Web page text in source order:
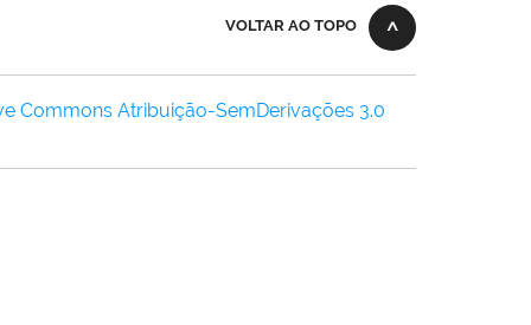
VOLTAR AO TOPO
Commons Atribuição-SemDerivações 3.0